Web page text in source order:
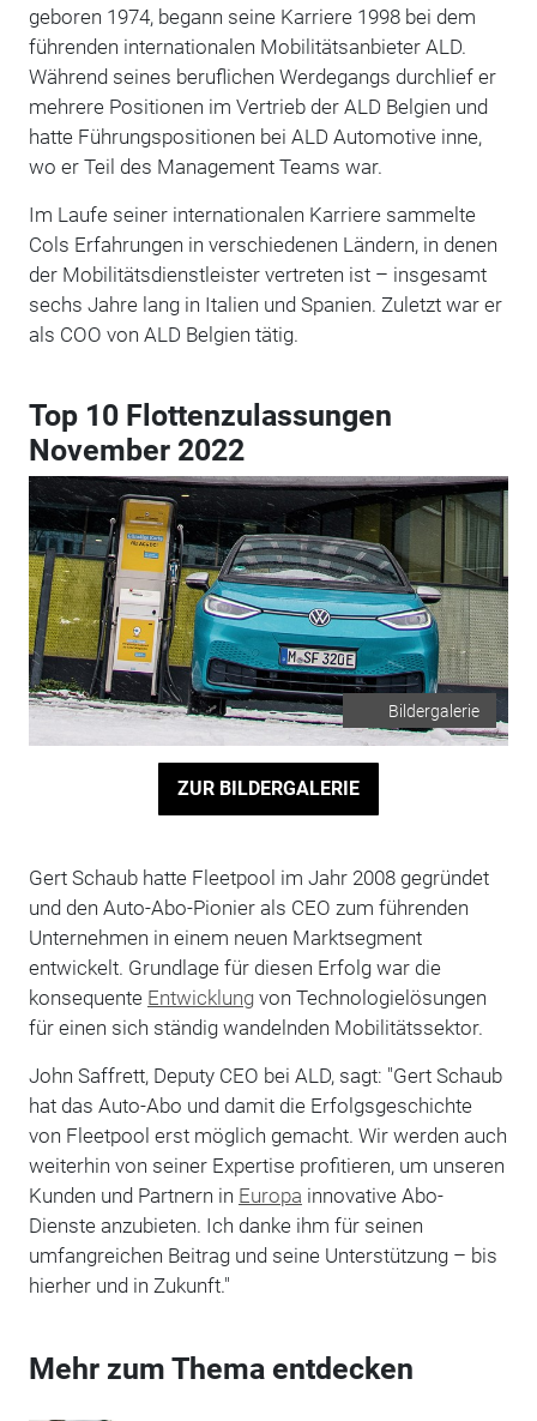
geboren 1974, begann seine Karriere 1998 bei dem
führenden internationalen Mobilitätsanbieter ALD.
Während seines beruflichen Werdegangs durchlief er
mehrere Positionen im Vertrieb der ALD Belgien und
hatte Führungspositionen bei ALD Automotive inne,
wo er Teil des Management Teams war.
Im Laufe seiner internationalen Karriere sammelte
Cols Erfahrungen in verschiedenen Ländern, in denen
der Mobilitätsdienstleister vertreten ist – insgesamt
sechs Jahre lang in Italien und Spanien. Zuletzt war er
als COO von ALD Belgien tätig.
Top 10 Flottenzulassungen
November 2022
Bildergalerie
ZUR BILDERGALERIE
Gert Schaub hatte Fleetpool im Jahr 2008 gegründet
und den Auto-Abo-Pionier als CEO zum führenden
Unternehmen in einem neuen Marktsegment
entwickelt. Grundlage für diesen Erfolg war die
konsequente Entwicklungvon Technologielösungen
für einen sich ständig wandelnden Mobilitätssektor.
John Saffrett, Deputy CEO bei ALD, sagt: "Gert Schaub
hat das Auto-Abo und damit die Erfolgsgeschichte
von Fleetpool erst möglich gemacht. Wir werden auch
weiterhin von seiner Expertise profitieren, um unseren
Kunden und Partnern in Europa innovative Abo-
Dienste anzubieten. Ich danke ihm für seinen
umfangreichen Beitrag und seine Unterstützung – bis
hierher und in Zukunft."
Mehr zum Thema entdecken